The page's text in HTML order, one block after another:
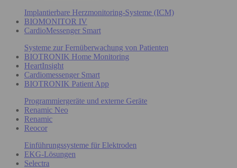
Implantierbare Herzmonitoring-Systeme (ICM)
BIOMONITOR IV
CardioMessenger Smart
Systeme zur Fernüberwachung von Patienten
BIOTRONIK Home Monitoring
HeartInsight
Cardiomessenger Smart
BIOTRONIK Patient App
Programmiergeräte und externe Geräte
Renamic Neo
Renamic
Reocor
Einführungssysteme für Elektroden
EKG-Lösungen
Selectra